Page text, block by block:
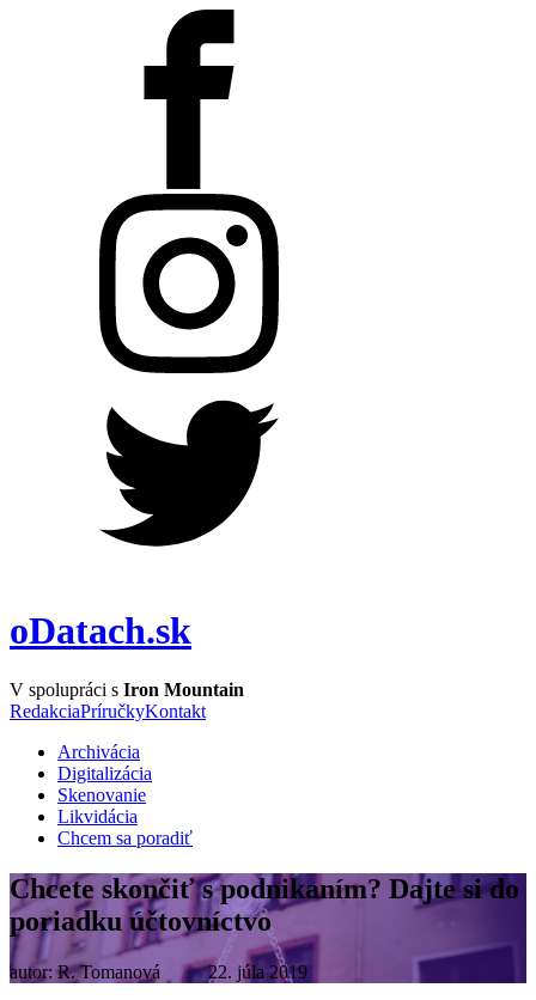
oDatach.sk
V spolupráci s Iron Mountain
RedakciaPríručkyKontakt
Archivácia
Digitalizácia
Skenovanie
Likvidácia
Chcem sa poradiť
Chcete skončiť s podnikaním? Dajte si do
poriadku účtovníctvo
autor:R. Tomanová
22. júla 2019